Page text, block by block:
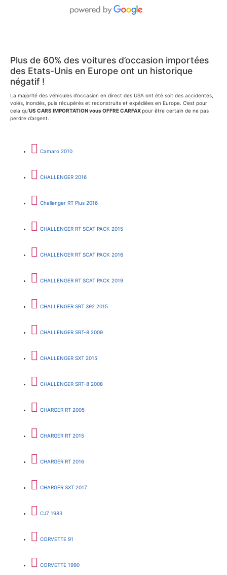
Plus de 60% des voitures d’occasion importées
des Etats-Unis en Europe ont un historique
négatif !
La majorité des véhicules d’occasion en direct des USA ont été soit des accidentés,
volés, inondés, puis récupérés et reconstruits et expédiées en Europe. C’est pour
cela qu’US CARS IMPORTATION vous OFFRE CARFAXpour être certain de ne pas
perdre d’argent.
Camaro 2010
CHALLENGER 2016
Challenger RT Plus 2016
CHALLENGER RT SCAT PACK 2015
CHALLENGER RT SCAT PACK 2016
CHALLENGER RT SCAT PACK 2019
CHALLENGER SRT 392 2015
CHALLENGER SRT-8 2009
CHALLENGER SXT 2015
CHALLENGER SRT-8 2008
CHARGER RT 2005
CHARGER RT 2015
CHARGER RT 2016
CHARGER SXT 2017
CJ7 1983
CORVETTE 91
CORVETTE 1990